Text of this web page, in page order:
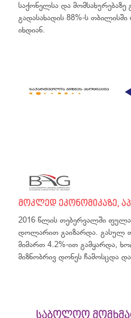
საქონელსა და მომსახურებაზე
გადასახადის 88%-ს
იხდიან.
მოკლედ ეკონომიკაზე,
2016 წლის თებერვალში
დოლარით გაიზარდა. გასულ
მიმართ 4.2%-ით გამყარდა,
მიზნობრივ დონეს ჩამოსცდა